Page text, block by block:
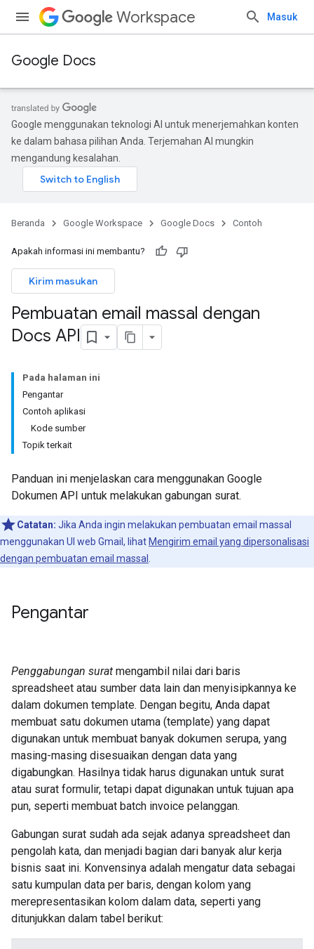
Workspace Masuk
Google Docs
Google menggunakan teknologi AI untuk menerjemahkan konten
ke dalam bahasa pilihan Anda. Terjemahan AI mungkin
mengandung kesalahan.
Beranda Google Workspace Google Docs Contoh
Apakah informasi ini membantu?
Kirim masukan
Pembuatan email massal dengan
Docs API
Pada halaman ini
Pengantar
Contoh aplikasi
Kode sumber
Topik terkait
Panduan ini menjelaskan cara menggunakan Google
Dokumen API untuk melakukan gabungan surat.
Catatan: Jika Anda ingin melakukan pembuatan email massal
menggunakan UI web Gmail, lihat Mengirim email yang dipersonalisasi
dengan pembuatan email massal
Pengantar
Penggabungan surat mengambil nilai dari baris
spreadsheet atau sumber data lain dan menyisipkannya ke
dalam dokumen template. Dengan begitu, Anda dapat
membuat satu dokumen utama (template) yang dapat
digunakan untuk membuat banyak dokumen serupa, yang
masing-masing disesuaikan dengan data yang
digabungkan. Hasilnya tidak harus digunakan untuk surat
atau surat formulir, tetapi dapat digunakan untuk tujuan apa
pun, seperti membuat batch invoice pelanggan.
Gabungan surat sudah ada sejak adanya spreadsheet dan
pengolah kata, dan menjadi bagian dari banyak alur kerja
bisnis saat ini. Konvensinya adalah mengatur data sebagai
satu kumpulan data per baris, dengan kolom yang
merepresentasikan kolom dalam data, seperti yang
ditunjukkan dalam tabel berikut: